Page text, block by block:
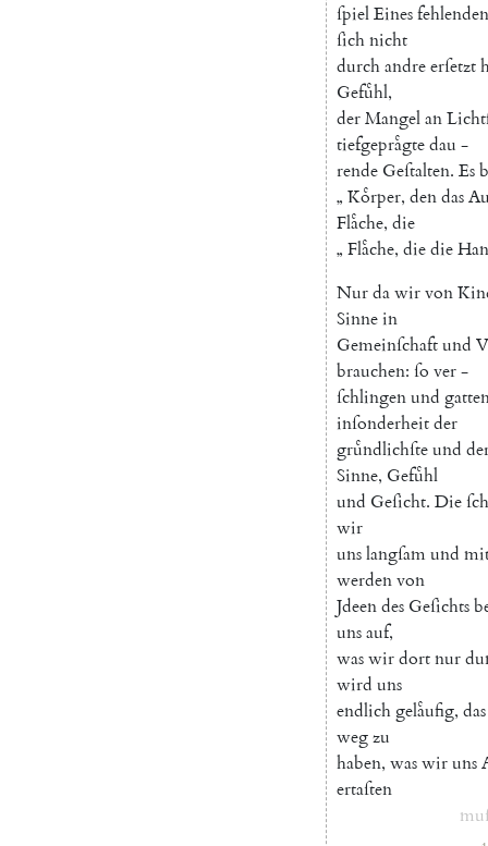
ſpielEinesfehlenden
ſichnicht
durchandreerſetzt
Gefuͤhl,
derMangelan
tiefgepraͤgtedau -
rende Geſtalten. Es
„ Koͤrper, dendas
Flaͤche, die
„ Flaͤche, diedie
Nurdawirvon
Sinnein
Gemeinſchaftund
brauchen: ſo ver-
ſchlingenund
inſonderheitder
gruͤndlichſteund
Sinne, Gefuͤhl
und Geſicht. Die
wir
unslangſamund
werdenvon
Jdeendes Geſichts
unsauf,
waswirdortnur
wird uns
endlichgelaͤufig, das
wegzu
haben, waswiruns
ertaſten